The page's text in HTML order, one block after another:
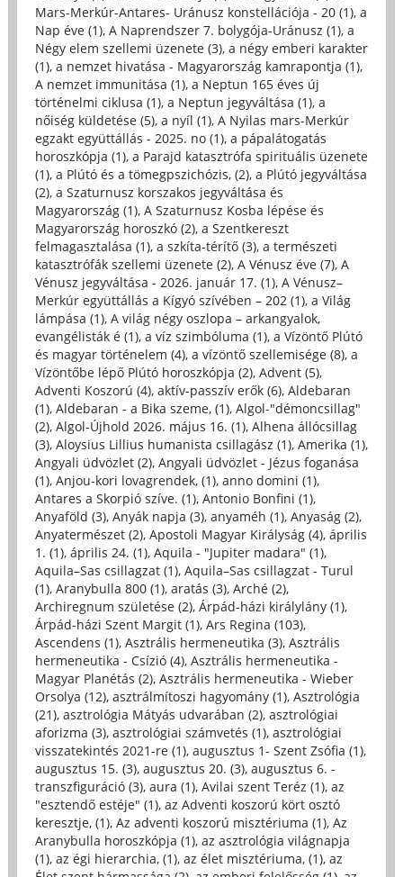
Mars-Merkúr-Antares- Uránusz konstellációja - 20 (1), a
Nap éve (1), A Naprendszer 7. bolygója-Uránusz (1), a
Négy elem szellemi üzenete (3), a négy emberi karakter
(1), a nemzet hivatása - Magyarország kamrapontja (1),
A nemzet immunitása (1), a Neptun 165 éves új
történelmi ciklusa (1), a Neptun jegyváltása (1), a
nőiség küldetése (5), a nyíl (1), A Nyilas mars-Merkúr
egzakt együttállás - 2025. no (1), a pápalátogatás
horoszkópja (1), a Parajd katasztrófa spirituális üzenete
(1), a Plútó és a tömegpszichózis, (2), a Plútó jegyváltása
(2), a Szaturnusz korszakos jegyváltása és
Magyarország (1), A Szaturnusz Kosba lépése és
Magyarország horoszkó (2), a Szentkereszt
felmagasztalása (1), a szkíta-térítő (3), a természeti
katasztrófák szellemi üzenete (2), A Vénusz éve (7), A
Vénusz jegyváltása - 2026. január 17. (1), A Vénusz–
Merkúr együttállás a Kígyó szívében – 202 (1), a Világ
lámpása (1), A világ négy oszlopa – arkangyalok,
evangélisták é (1), a víz szimbóluma (1), a Vízöntő Plútó
és magyar történelem (4), a vízöntő szellemisége (8), a
Vízöntőbe lépő Plútó horoszkópja (2), Advent (5),
Adventi Koszorú (4), aktív-passzív erők (6), Aldebaran
(1), Aldebaran - a Bika szeme, (1), Algol-"démoncsillag"
(2), Algol-Újhold 2026. május 16. (1), Alhena állócsillag
(3), Aloysius Lillius humanista csillagász (1), Amerika (1),
Angyali üdvözlet (2), Angyali üdvözlet - Jézus foganása
(1), Anjou-kori lovagrendek, (1), anno domini (1),
Antares a Skorpió szíve. (1), Antonio Bonfini (1),
Anyaföld (3), Anyák napja (3), anyaméh (1), Anyaság (2),
Anyatermészet (2), Apostoli Magyar Királyság (4), április
1. (1), április 24. (1), Aquila - "Jupiter madara" (1),
Aquila–Sas csillagzat (1), Aquila–Sas csillagzat - Turul
(1), Aranybulla 800 (1), aratás (3), Arché (2),
Archiregnum születése (2), Árpád-házi királylány (1),
Árpád-házi Szent Margit (1), Ars Regina (103),
Ascendens (1), Asztrális hermeneutika (3), Asztrális
hermeneutika - Csízió (4), Asztrális hermeneutika -
Magyar Planétás (2), Asztrális hermeneutika - Wieber
Orsolya (12), asztrálmítoszi hagyomány (1), Asztrológia
(21), asztrológia Mátyás udvarában (2), asztrológiai
aforizma (3), asztrológiai számvetés (1), asztrológiai
visszatekintés 2021-re (1), augusztus 1- Szent Zsófia (1),
augusztus 15. (3), augusztus 20. (3), augusztus 6. -
transzfiguráció (3), aura (1), Avilai szent Teréz (1), az
"esztendő estéje" (1), az Adventi koszorú kört osztó
keresztje, (1), Az adventi koszorú misztériuma (1), Az
Aranybulla horoszkópja (1), az asztrológia világnapja
(1), az égi hierarchia, (1), az élet misztériuma, (1), az